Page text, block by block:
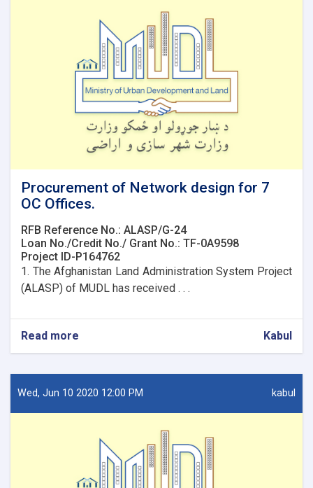
Procurement of Network design for 7
OC Offices.
RFB Reference No.: ALASP/G-24
Loan No./Credit No./ Grant No.: TF-0A9598
Project ID-P164762
1. The Afghanistan Land Administration System Project
(ALASP) of MUDL has received . . .
Read more
Procurement
Network
design
Offices.
Kabul
Wed, Jun 10 2020 12:00 PM kabul